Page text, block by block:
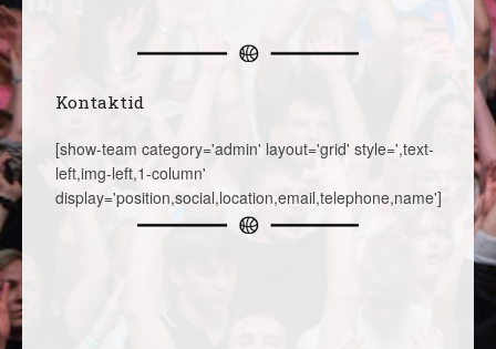
Kontaktid
[show-team category='admin' layout='grid' style=',text-
left,img-left,1-column'
display='position,social,location,email,telephone,name']